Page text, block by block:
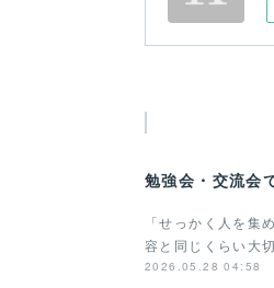
勉強会・交流会
「せっかく人を集
容と同じくらい大
2026.05.28 04:58